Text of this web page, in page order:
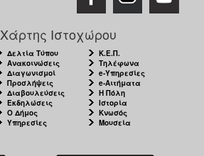
Χάρτης Ιστοχώρου
Δελτία Τύπου
Ανακοινώσεις
Διαγωνισμοί
Προσλήψεις
Διαβουλεύσεις
Εκδηλώσεις
Ο Δήμος
Υπηρεσίες
Κ.Ε.Π.
Τηλέφωνα
e-Υπηρεσίες
e-Αιτήματα
Η Πόλη
Ιστορία
Κνωσός
Μουσεία